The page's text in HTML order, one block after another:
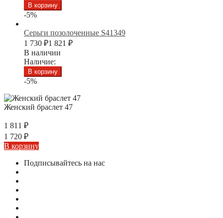
В корзину
-5%
Серьги позолоченные S41349
1 730 ₽1 821 ₽
В наличии
Наличие:
В корзину
-5%
Женский браслет 47
1 811 ₽
1 720 ₽
В корзину
Подписывайтесь на нас